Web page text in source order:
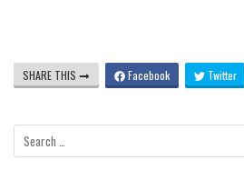
SHARE THIS Facebook Twitter
Search
for: